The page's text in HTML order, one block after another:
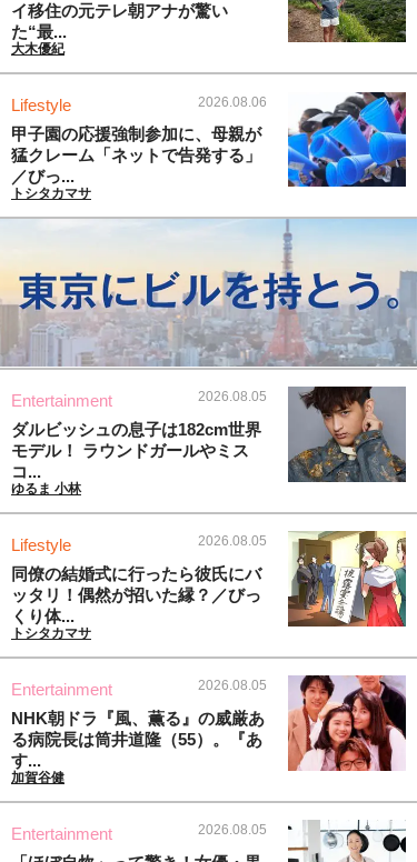
イ移住の元テレ朝アナが驚い
た“最...
大木優紀
Lifestyle 2026.08.06
甲子園の応援強制参加に、母親が
猛クレーム「ネットで告発する」
／びっ...
トシタカマサ
Entertainment 2026.08.05
ダルビッシュの息子は182cm世界
モデル！ ラウンドガールやミス
コ...
ゆるま 小林
Lifestyle 2026.08.05
同僚の結婚式に行ったら彼氏にバ
ッタリ！偶然が招いた縁？／びっ
くり体...
トシタカマサ
Entertainment 2026.08.05
NHK朝ドラ『風、薫る』の威厳あ
る病院長は筒井道隆（55）。『あ
す...
加賀谷健
Entertainment 2026.08.05